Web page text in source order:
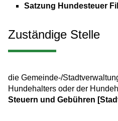
Satzung Hundesteuer
Zuständige Stelle
die Gemeinde-/
Hundehalters oder der
Steuern und Gebühren